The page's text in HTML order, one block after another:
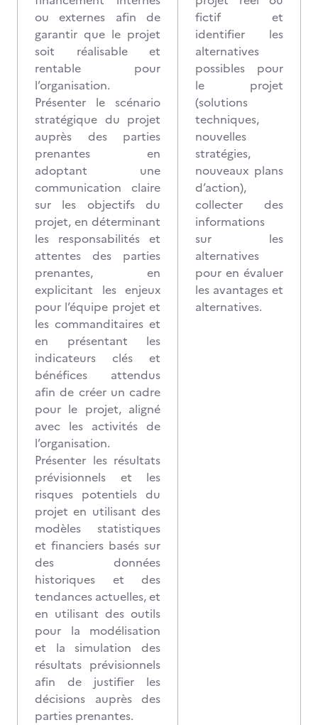
ou externes afin de
garantir que le projet
soit réalisable et
rentable pour
l’organisation.
Présenter le scénario
stratégique du projet
auprès des parties
prenantes en
adoptant une
communication claire
sur les objectifs du
projet, en déterminant
les responsabilités et
attentes des parties
prenantes, en
explicitant les enjeux
pour l’équipe projet et
les commanditaires et
en présentant les
indicateurs clés et
bénéfices attendus
afin de créer un cadre
pour le projet, aligné
avec les activités de
l’organisation.
Présenter les résultats
prévisionnels et les
risques potentiels du
projet en utilisant des
modèles statistiques
et financiers basés sur
des données
historiques et des
tendances actuelles, et
en utilisant des outils
pour la modélisation
et la simulation des
résultats prévisionnels
afin de justifier les
décisions auprès des
parties prenantes.
fictif et
identifier les
alternatives
possibles pour
le projet
(solutions
techniques,
nouvelles
stratégies,
nouveaux plans
d’action),
collecter des
informations
sur les
alternatives
pour en évaluer
les avantages et
alternatives.